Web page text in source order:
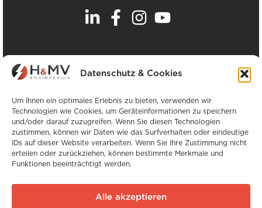
Datenschutz & Cookies
Um Ihnen ein optimales Erlebnis zu bieten, verwenden wir
Technologien wie Cookies, um Geräteinformationen zu speichern
und/oder darauf zuzugreifen. Wenn Sie diesen Technologien
zustimmen, können wir Daten wie das Surfverhalten oder eindeutige
IDs auf dieser Website verarbeiten. Wenn Sie Ihre Zustimmung nicht
erteilen oder zurückziehen, können bestimmte Merkmale und
Funktionen beeinträchtigt werden.
Alle akzeptieren
Unsere Büros .
Urheberrecht © H&MV Engineering. Alle Rechte
vorbehalten.